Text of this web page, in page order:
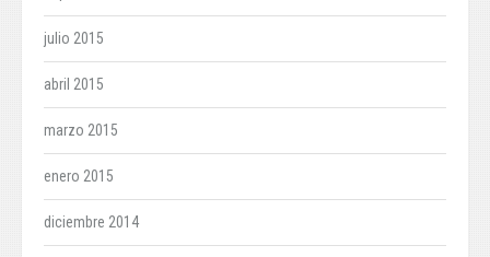
julio 2015
abril 2015
marzo 2015
enero 2015
diciembre 2014